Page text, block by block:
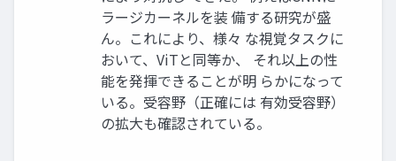
ラージカーネルを装 備する研究が盛
ん。これにより、様々 な視覚タスクに
おいて、ViTと同等か、 それ以上の性
能を発揮できることが明 らかになって
いる。受容野（正確には 有効受容野）
の拡大も確認されている。